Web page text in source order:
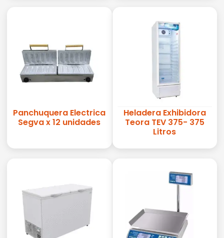
Panchuquera Electrica
Segva x 12 unidades
Heladera Exhibidora
Teora TEV 375- 375
Litros